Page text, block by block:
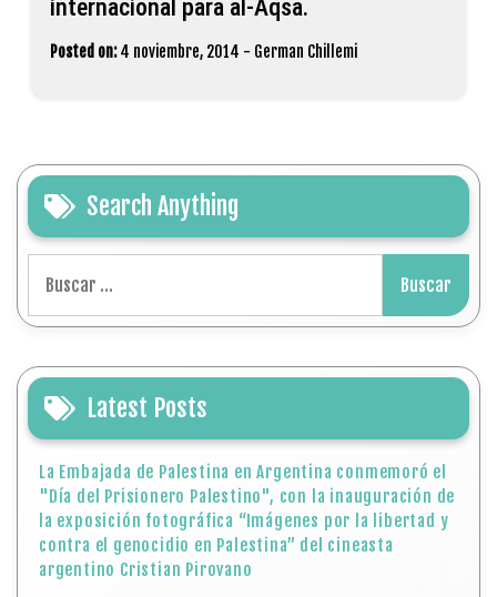
internacional para al-Aqsa.
Posted on: 4 noviembre, 2014 - German Chillemi
Search Anything
Latest Posts
La Embajada de Palestina en Argentina conmemoró el
"Día del Prisionero Palestino", con la inauguración de
la exposición fotográfica “Imágenes por la libertad y
contra el genocidio en Palestina” del cineasta
argentino Cristian Pirovano